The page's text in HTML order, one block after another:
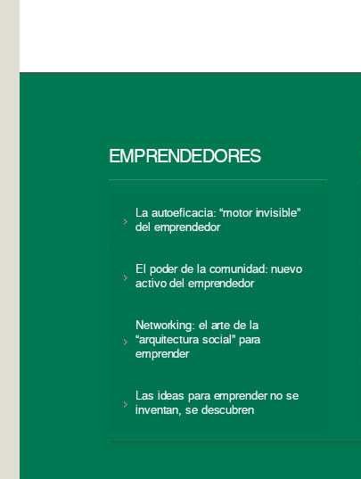
EMPRENDEDORES
La autoeficacia: “motor invisible”
del emprendedor
El poder de la comunidad: nuevo
activo del emprendedor
Networking: el arte de la
“arquitectura social” para
emprender
Las ideas para emprender no se
inventan, se descubren